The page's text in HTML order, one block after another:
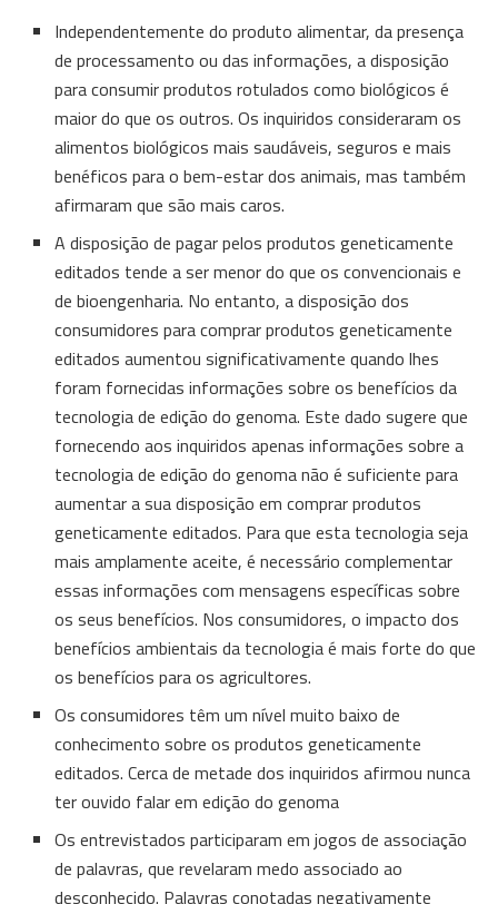
Independentemente do produto alimentar, da presença
de processamento ou das informações, a disposição
para consumir produtos rotulados como biológicos é
maior do que os outros. Os inquiridos consideraram os
alimentos biológicos mais saudáveis, seguros e mais
benéficos para o bem-estar dos animais, mas também
afirmaram que são mais caros.
A disposição de pagar pelos produtos geneticamente
editados tende a ser menor do que os convencionais e
de bioengenharia. No entanto, a disposição dos
consumidores para comprar produtos geneticamente
editados aumentou significativamente quando lhes
foram fornecidas informações sobre os benefícios da
tecnologia de edição do genoma. Este dado sugere que
fornecendo aos inquiridos apenas informações sobre a
tecnologia de edição do genoma não é suficiente para
aumentar a sua disposição em comprar produtos
geneticamente editados. Para que esta tecnologia seja
mais amplamente aceite, é necessário complementar
essas informações com mensagens específicas sobre
os seus benefícios. Nos consumidores, o impacto dos
benefícios ambientais da tecnologia é mais forte do que
os benefícios para os agricultores.
Os consumidores têm um nível muito baixo de
conhecimento sobre os produtos geneticamente
editados. Cerca de metade dos inquiridos afirmou nunca
ter ouvido falar em edição do genoma
Os entrevistados participaram em jogos de associação
de palavras, que revelaram medo associado ao
desconhecido. Palavras conotadas negativamente